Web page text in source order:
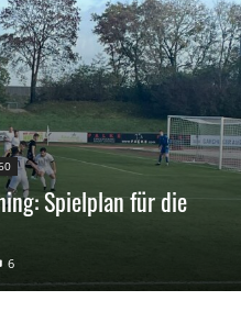
Spielplan für die
6